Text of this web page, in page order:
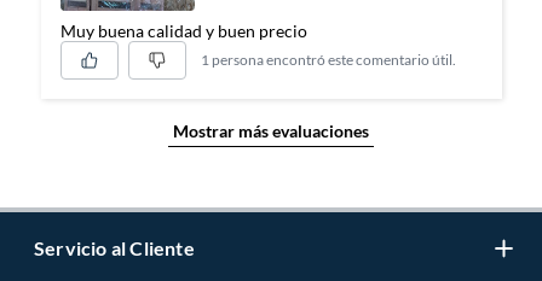
Muy buena calidad y buen precio
1 persona encontró este comentario útil.
Mostrar más evaluaciones
Servicio al Cliente